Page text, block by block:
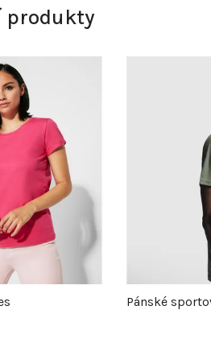
produkty
Pánské